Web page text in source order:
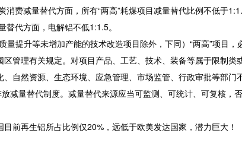
费减量替代方面，所有“两高”耗煤项目减量替代比例不低于
代方面，电解铝不低1:1.5。
提升等未增加产能的技术改造项目除外，下同）“两高”项目，
管理有关规定。对项目产品、工艺、技术、装备等属于限制类
自然资源、生态环境、应急管理、市场监管、行政审批等部门
减量替代制度。减量替代来源应当可监测、可统计、可复核，
前再生铝所占比例仅20%，远低于欧美发达国家，潜力巨大！